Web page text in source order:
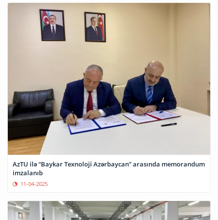
AzTU ilə “Baykar Texnoloji Azərbaycan” arasında memorandum
imzalanıb
11-04-2025